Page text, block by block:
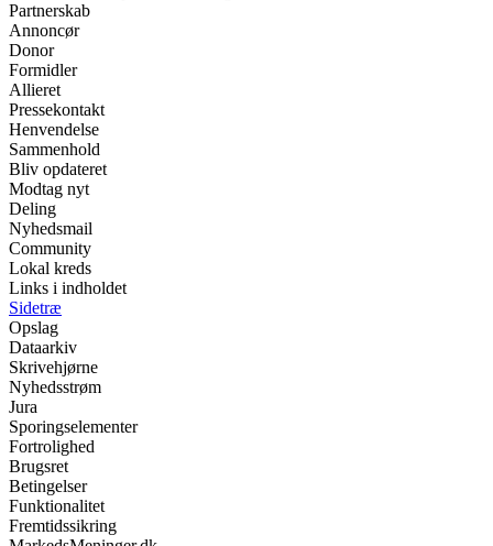
Partnerskab
Annoncør
Donor
Formidler
Allieret
Pressekontakt
Henvendelse
Sammenhold
Bliv opdateret
Modtag nyt
Deling
Nyhedsmail
Community
Lokal kreds
Links i indholdet
Sidetræ
Opslag
Dataarkiv
Skrivehjørne
Nyhedsstrøm
Jura
Sporingselementer
Fortrolighed
Brugsret
Betingelser
Funktionalitet
Fremtidssikring